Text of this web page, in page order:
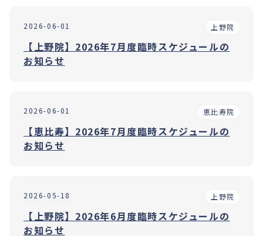
2026-06-01 上野院
【上野院】2026年7月度臨時スケジュールの
お知らせ
2026-06-01 恵比寿院
【恵比寿】2026年7月度臨時スケジュールの
お知らせ
2026-05-18 上野院
【上野院】2026年6月度臨時スケジュールの
お知らせ